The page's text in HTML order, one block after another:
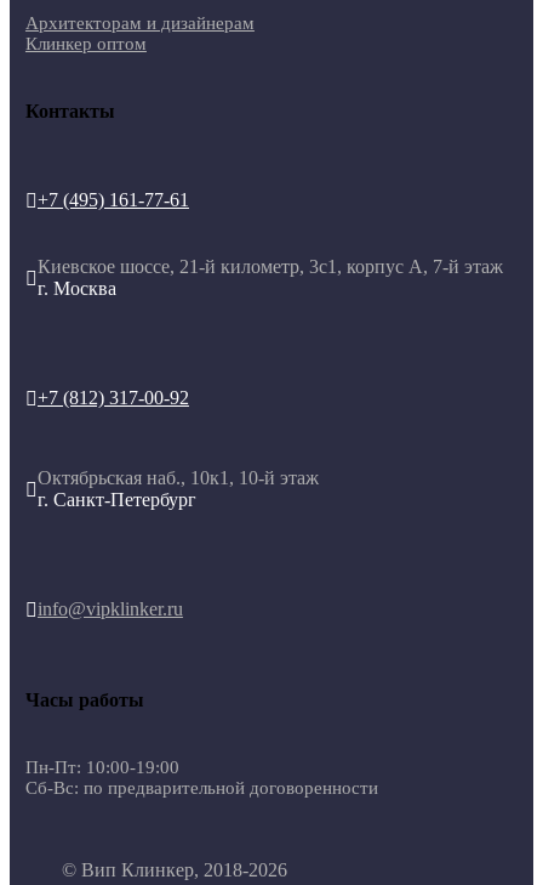
Архитекторам и дизайнерам
Клинкер оптом
Контакты
+7 (495) 161-77-61

Киевское шоссе, 21-й километр, 3с1, корпус А, 7-й этаж
г. Москва
+7 (812) 317-00-92

Октябрьская наб., 10к1, 10-й этаж
г. Санкт-Петербург
info@vipklinker.ru
Часы работы
Пн-Пт: 10:00-19:00
Сб-Вс: по предварительной договоренности
© Вип Клинкер, 2018-2026